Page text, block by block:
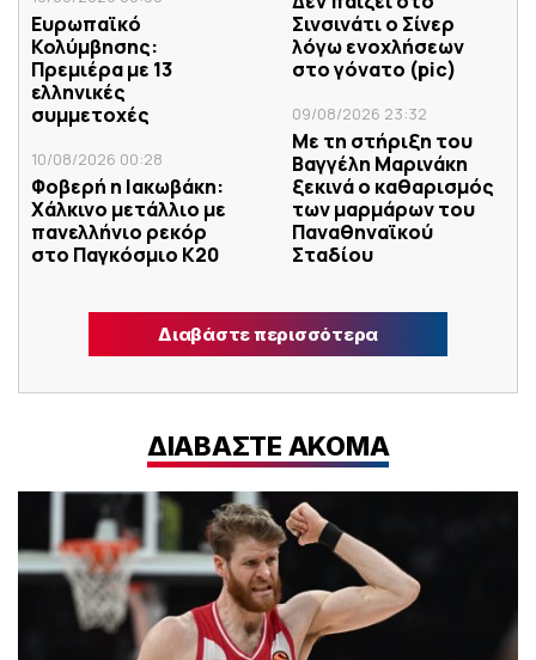
Ευρωπαϊκό
Κολύμβησης:
Πρεμιέρα με 13
ελληνικές
συμμετοχές
10/08/2026 00:28
Φοβερή η Ιακωβάκη:
Xάλκινο μετάλλιο με
πανελλήνιο ρεκόρ
στο Παγκόσμιο Κ20
Σινσινάτι ο Σίνερ
λόγω ενοχλήσεων
στο γόνατο (pic)
09/08/2026 23:32
Με τη στήριξη του
Βαγγέλη Μαρινάκη
ξεκινά ο καθαρισμός
των μαρμάρων του
Παναθηναϊκού
Σταδίου
Διαβάστε περισσότερα
ΔΙΑΒΑΣΤΕ ΑΚΟΜΑ